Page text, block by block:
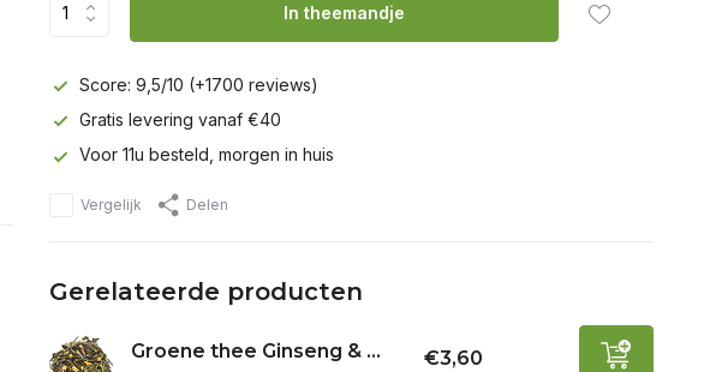
In theemandje
Score: 9,5/10 (+1700 reviews)
Gratis levering vanaf €40
Voor 11u besteld, morgen in huis
Vergelijk Delen
Gerelateerde producten
Groene thee Ginseng & ... €3,60